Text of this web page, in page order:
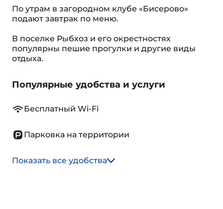
По утрам в загородном клубе «Бисерово»
подают завтрак по меню.
В поселке Рыбхоз и его окрестностях
популярны пешие прогулки и другие виды
отдыха.
Популярные удобства и услуги
Бесплатный Wi-Fi
Парковка на территории
Показать все удобства